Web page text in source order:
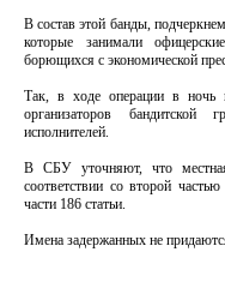
В состав этой банды,
которые занимали
борющихся с экономической
Так, в ходе операции в ночь
организаторов бандитской
исполнителей.
В СБУ уточняют, что
соответствии со второй
части 186 статьи.
Имена задержанных не